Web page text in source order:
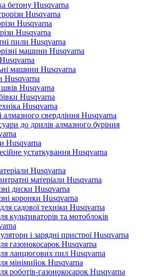
бетону Husqvarna
Husqvarna
Husqvarna
Husqvarna
пили Husqvarna
машини Husqvarna
машини Husqvarna
Husqvarna
Husqvarna
Husqvarna
Husqvarna
алмазного свердління Husqvarna
до дрилів алмазного буріння
Husqvarna
устаткування Husqvarna
Husqvarna
матеріали Husqvarna
диски Husqvarna
коронки Husqvarna
садової техніки Husqvarna
культиваторів та мотоблоків
і зарядні пристрої Husqvarna
газонокосарок Husqvarna
ланцюгових пил Husqvarna
мінімийок Husqvarna
роботів-газонокосарок Husqvarna